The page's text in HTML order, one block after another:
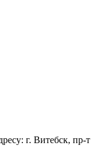
г. Витебск, пр-т